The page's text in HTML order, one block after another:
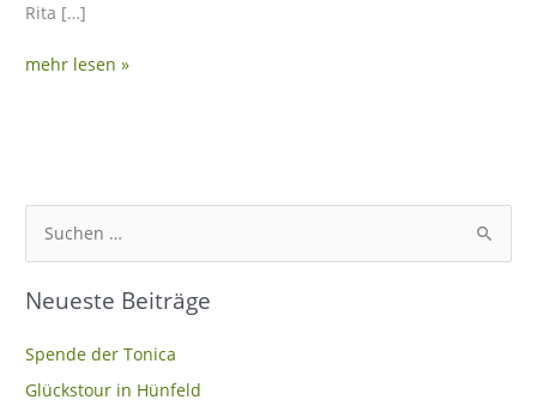
Rita […]
mehr lesen »
u
c
e
n
Neueste Beiträge
Spende der Tonica
Glückstour in Hünfeld